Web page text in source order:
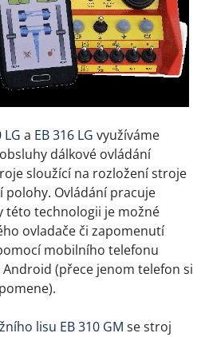
a EB 316 LG využíváme
dálkové ovládání
sloužící na rozložení stroje
Ovládání pracuje
této technologii je možné
ovladače či zapomenutí
mobilního telefonu
(přece jenom telefon si
lisu EB 310 GM se stroj